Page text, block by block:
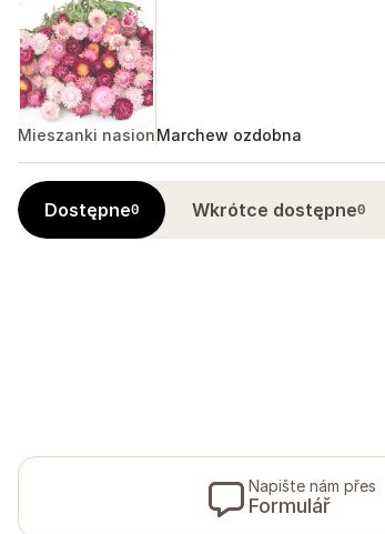
Mieszanki nasionMarchew ozdobna
Dostępne0 Wkrótce dostępne0
Napište nám přes
Formulář